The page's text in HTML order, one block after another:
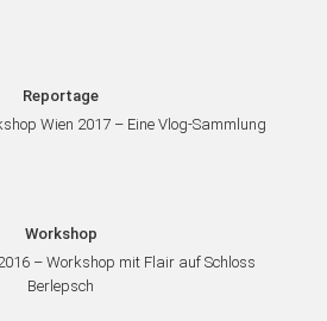
Reportage
Wien 2017 – Eine Vlog-Sammlung
Workshop
– Workshop mit Flair auf Schloss
Berlepsch